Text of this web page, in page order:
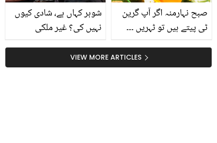
شوہر کہاں ہے، شادی کیوں
نہیں کی؟ غیر ملکی
نامناسب سوالوں پر
پریشان! ویڈیو دیکھ کر
صبح نہارمنہ اگر آپ گرین
ٹی پیتے ہیں تو ٹہریں ۔۔۔
ہر کسی کو پتہ ہونا چاہیئےVIEW MORE ARTICLES